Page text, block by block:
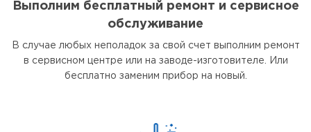
Выполним бесплатный ремонт и сервисное
обслуживание
В случае любых неполадок за свой счет выполним ремонт
в сервисном центре или на заводе-изготовителе. Или
бесплатно заменим прибор на новый.